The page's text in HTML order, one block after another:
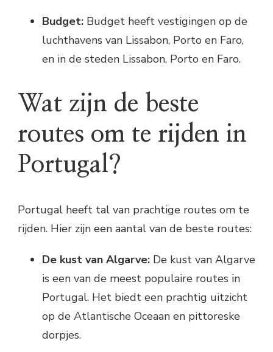
Budget: Budget heeft vestigingen op de
luchthavens van Lissabon, Porto en Faro,
en in de steden Lissabon, Porto en Faro.
Wat zijn de beste
routes om te rijden in
Portugal?
Portugal heeft tal van prachtige routes om te
rijden. Hier zijn een aantal van de beste routes:
De kust van Algarve: De kust van Algarve
is een van de meest populaire routes in
Portugal. Het biedt een prachtig uitzicht
op de Atlantische Oceaan en pittoreske
dorpjes.